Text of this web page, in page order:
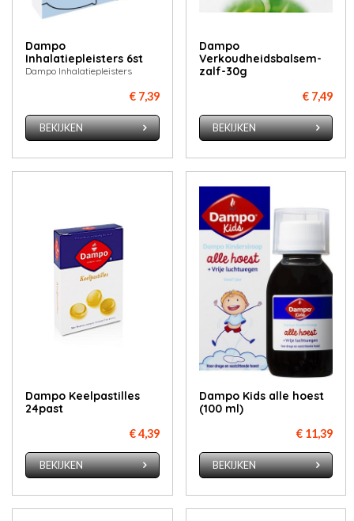
Dampo
Inhalatiepleisters 6st
Dampo Inhalatiepleisters
€ 7,39
BEKIJKEN
Dampo
Verkoudheidsbalsem-
zalf-30g
€ 7,49
BEKIJKEN
Dampo Keelpastilles
24past
€ 4,39
BEKIJKEN
Dampo Kids alle hoest
(100 ml)
€ 11,39
BEKIJKEN